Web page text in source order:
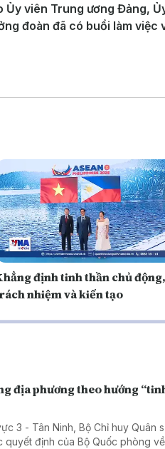
viên Trung ương Đảng,
đoàn đã có buổi làm việc
định tinh thần chủ động,
nhiệm và kiến tạo
địa phương theo hướng
3 - Tân Ninh, Bộ Chỉ huy Quân
định của Bộ Quốc phòng